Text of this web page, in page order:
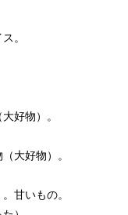
。
好物）。
大好物）。
甘いもの。